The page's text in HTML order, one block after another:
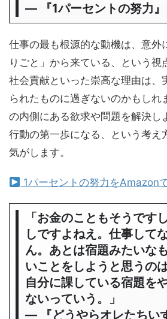
― 『1パーセントの努力』
仕事の最も根源的な動機は、意外
りごと」から来ている、という視
社会貢献といった崇高な理由は、
られたものに過ぎないのかもしれ
の内側にある欲求や問題を解決し
行動の第一歩になる、という考え
気がします。
1パーセントの努力をAmazon
「お金のこともそうです
しですよねえ。仕事して
ん。あとは宿題みたいな
いことをしようと思うの
自分に課している宿題を
ないっていう。」
― 『どうやらオレたちい